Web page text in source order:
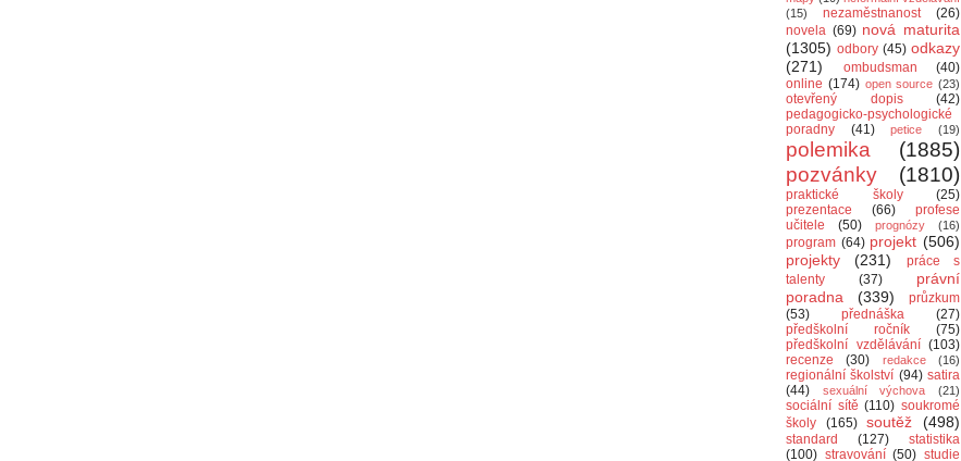
(15)
nezaměstnanost
(26)
novela (69) nová maturita
(1305) odbory (45) odkazy
(271)
ombudsman
(40)
online (174) open source (23)
otevřený dopis
(42)
pedagogicko-psychologické
poradny
(41) petice (19)
polemika
(1885)
pozvánky
(1810)
praktické školy
(25)
prezentace
(66)
profese
učitele
(50) prognózy (16)
program (64) projekt (506)
projekty
(231)
práce s
talenty
(37)
právní
poradna
(339)
průzkum
(53)
přednáška
(27)
předškolní ročník
(75)
předškolní vzdělávání (103)
recenze
(30) redakce (16)
regionální školství (94) satira
(44)
sexuální výchova (21)
sociální sítě (110) soukromé
školy
(165) soutěž (498)
standard (127)
statistika
(100) stravování (50) studie